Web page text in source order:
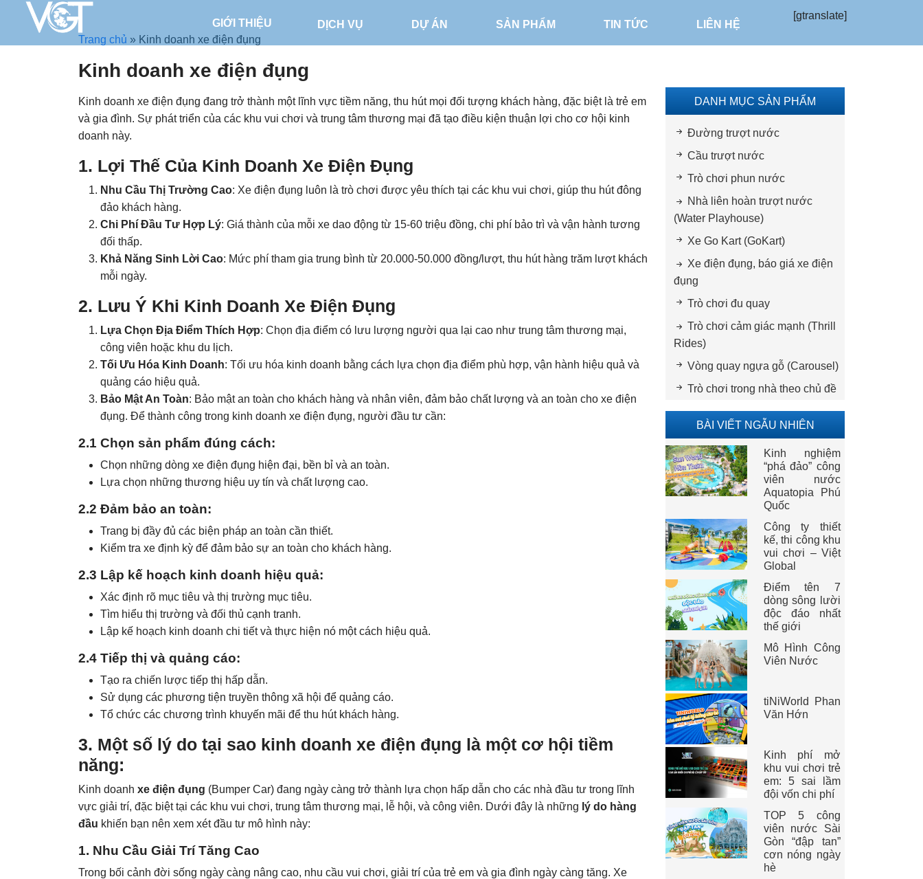
GIỚI THIỆU DỊCH VỤ DỰ ÁN SẢN PHẨM TIN TỨC LIÊN HỆ
[gtranslate]
Trang chủ » Kinh doanh xe điện đụng
Kinh doanh xe điện đụng
Kinh doanh xe điện đụng đang trở thành một lĩnh vực tiềm năng, thu hút mọi đối tượng khách hàng, đặc biệt là trẻ em
và gia đình. Sự phát triển của các khu vui chơi và trung tâm thương mại đã tạo điều kiện thuận lợi cho cơ hội kinh
doanh này.
1. Lợi Thế Của Kinh Doanh Xe Điện Đụng
Nhu Cầu Thị Trường Cao: Xe điện đụng luôn là trò chơi được yêu thích tại các khu vui chơi, giúp thu hút đông
đảo khách hàng.
Chi Phí Đầu Tư Hợp Lý: Giá thành của mỗi xe dao động từ 15-60 triệu đồng, chi phí bảo trì và vận hành tương
đối thấp.
Khả Năng Sinh Lời Cao: Mức phí tham gia trung bình từ 20.000-50.000 đồng/lượt, thu hút hàng trăm lượt khách
mỗi ngày.
2. Lưu Ý Khi Kinh Doanh Xe Điện Đụng
Lựa Chọn Địa Điểm Thích Hợp: Chọn địa điểm có lưu lượng người qua lại cao như trung tâm thương mại,
công viên hoặc khu du lịch.
Tối Ưu Hóa Kinh Doanh: Tối ưu hóa kinh doanh bằng cách lựa chọn địa điểm phù hợp, vận hành hiệu quả và
quảng cáo hiệu quả.
Bảo Mật An Toàn: Bảo mật an toàn cho khách hàng và nhân viên, đảm bảo chất lượng và an toàn cho xe điện
đụng. Để thành công trong kinh doanh xe điện đụng, người đầu tư cần:
2.1 Chọn sản phẩm đúng cách:
Chọn những dòng xe điện đụng hiện đại, bền bỉ và an toàn.
Lựa chọn những thương hiệu uy tín và chất lượng cao.
2.2 Đảm bảo an toàn:
Trang bị đầy đủ các biện pháp an toàn cần thiết.
Kiểm tra xe định kỳ để đảm bảo sự an toàn cho khách hàng.
2.3 Lập kế hoạch kinh doanh hiệu quả:
Xác định rõ mục tiêu và thị trường mục tiêu.
Tìm hiểu thị trường và đối thủ cạnh tranh.
Lập kế hoạch kinh doanh chi tiết và thực hiện nó một cách hiệu quả.
2.4 Tiếp thị và quảng cáo:
Tạo ra chiến lược tiếp thị hấp dẫn.
Sử dụng các phương tiện truyền thông xã hội để quảng cáo.
Tổ chức các chương trình khuyến mãi để thu hút khách hàng.
3. Một số lý do tại sao kinh doanh xe điện đụng là một cơ hội tiềm
năng:
Kinh doanh xe điện đụng (Bumper Car) đang ngày càng trở thành lựa chọn hấp dẫn cho các nhà đầu tư trong lĩnh
vực giải trí, đặc biệt tại các khu vui chơi, trung tâm thương mại, lễ hội, và công viên. Dưới đây là những lý do hàng
đầu khiến bạn nên xem xét đầu tư mô hình này:
1. Nhu Cầu Giải Trí Tăng Cao
Trong bối cảnh đời sống ngày càng nâng cao, nhu cầu vui chơi, giải trí của trẻ em và gia đình ngày càng tăng. Xe
DANH MỤC SẢN PHẨM
Đường trượt nước
Cầu trượt nước
Trò chơi phun nước
Nhà liên hoàn trượt nước
(Water Playhouse)
Xe Go Kart (GoKart)
Xe điện đụng, báo giá xe điện
đụng
Trò chơi đu quay
Trò chơi cảm giác mạnh (Thrill
Rides)
Vòng quay ngựa gỗ (Carousel)
Trò chơi trong nhà theo chủ đề
BÀI VIẾT NGẪU NHIÊN
Kinh nghiệm
“phá đảo” công
viên nước
Aquatopia Phú
Quốc
Công ty thiết
kế, thi công khu
vui chơi – Việt
Global
Điểm tên 7
dòng sông lười
độc đáo nhất
thế giới
Mô Hình Công
Viên Nước
tiNiWorld Phan
Văn Hớn
Kinh phí mở
khu vui chơi trẻ
em: 5 sai lầm
đội vốn chi phí
TOP 5 công
viên nước Sài
Gòn “đập tan”
cơn nóng ngày
hè